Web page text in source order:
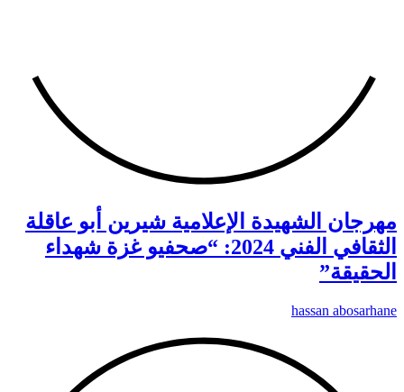
مهرجان الشهيدة الإعلامية شيرين أبو عاقلة
الثقافي الفني 2024: “صحفيو غزة شهداء
الحقيقة”
hassan abosarhane